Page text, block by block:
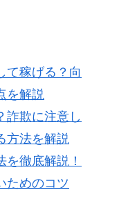
て稼げる？向
を解説
詐欺に注意し
方法を解説
徹底解説！
ためのコツ